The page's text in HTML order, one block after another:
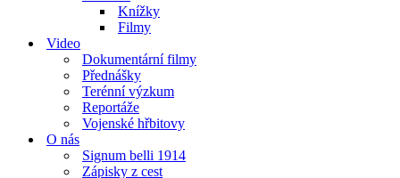
Knížky
Filmy
Video
Dokumentární filmy
Přednášky
Terénní výzkum
Reportáže
Vojenské hřbitovy
O nás
Signum belli 1914
Zápisky z cest